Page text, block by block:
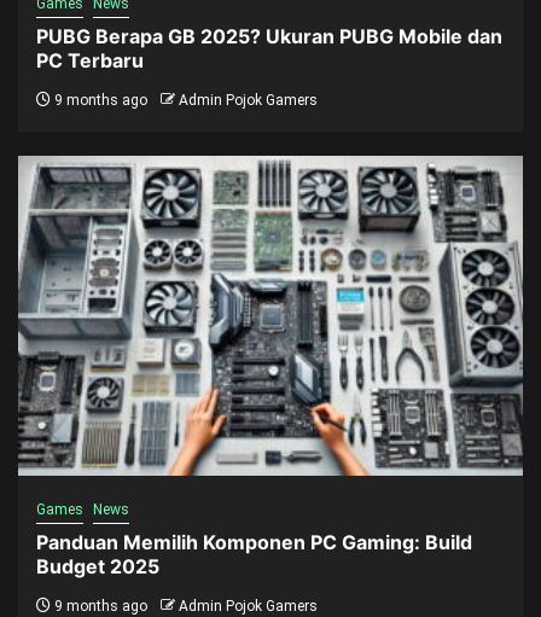
Games News
PUBG Berapa GB 2025? Ukuran PUBG Mobile dan
PC Terbaru
9 months ago Admin Pojok Gamers
Games News
Panduan Memilih Komponen PC Gaming: Build
Budget 2025
9 months ago Admin Pojok Gamers